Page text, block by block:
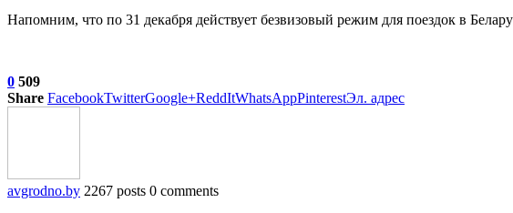
Напомним, что по 31 декабря действует безвизовый режим для поездок в
0 509
Share FacebookTwitterGoogle+ReddItWhatsAppPinterestЭл. адрес
avgrodno.by 2267 posts 0 comments